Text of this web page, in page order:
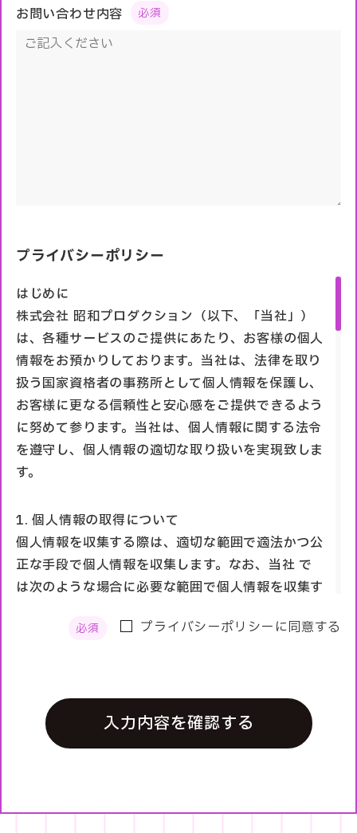
お問い合わせ内容
プライバシーポリシー
はじめに
株式会社 昭和プロダクション（以下、「当社」）
は、各種サービスのご提供にあたり、お客様の個人
情報をお預かりしております。当社は、法律を取り
扱う国家資格者の事務所として個人情報を保護し、
お客様に更なる信頼性と安心感をご提供できるよう
に努めて参ります。当社は、個人情報に関する法令
を遵守し、個人情報の適切な取り扱いを実現致しま
す。
1. 個人情報の取得について
個人情報を収集する際は、適切な範囲で適法かつ公
正な手段で個人情報を収集します。なお、当社 で
は次のような場合に必要な範囲で個人情報を収集す
1.タレント募集
2. 個人情報の利用について
当社 は、個人情報を以下の利用目的の達成に必要
な範囲内で、利用致します。以下に定めのない目的
尚、利用する必要がなくなったときは、当該個人情
プライバシーポリシーに同意する
入力内容を確認する